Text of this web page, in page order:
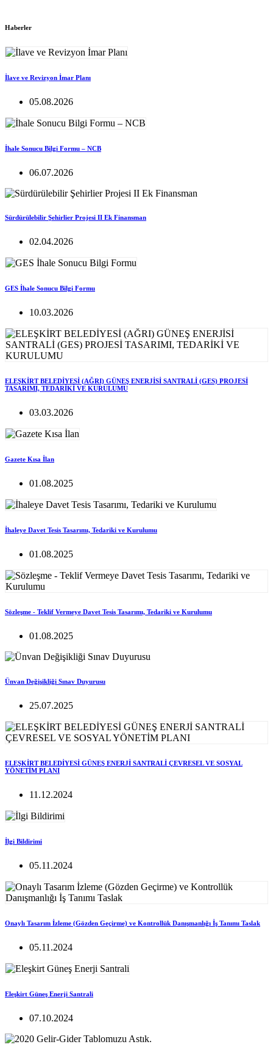
Haberler
İlave ve Revizyon İmar Planı
05.08.2026
İhale Sonucu Bilgi Formu – NCB
06.07.2026
Sürdürülebilir Şehirlier Projesi II Ek Finansman
02.04.2026
GES İhale Sonucu Bilgi Formu
10.03.2026
ELEŞKİRT BELEDİYESİ (AĞRI) GÜNEŞ ENERJİSİ SANTRALİ (GES) PROJESİ
TASARIMI, TEDARİKİ VE KURULUMU
03.03.2026
Gazete Kısa İlan
01.08.2025
İhaleye Davet Tesis Tasarımı, Tedariki ve Kurulumu
01.08.2025
Sözleşme - Teklif Vermeye Davet Tesis Tasarımı, Tedariki ve Kurulumu
01.08.2025
Ünvan Değişikliği Sınav Duyurusu
25.07.2025
ELEŞKİRT BELEDİYESİ GÜNEŞ ENERJİ SANTRALİ ÇEVRESEL VE SOSYAL
YÖNETİM PLANI
11.12.2024
İlgi Bildirimi
05.11.2024
Onaylı Tasarım İzleme (Gözden Geçirme) ve Kontrollük Danışmanlığı İş Tanımı Taslak
05.11.2024
Eleşkirt Güneş Enerji Santrali
07.10.2024